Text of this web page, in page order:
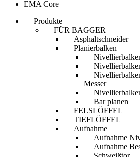
EMA Core
Produkte
FÜR BAGGER
Asphaltschneider
Planierbalken
Messer
Bar planen
FELSLÖFFEL
TIEFLÖFFEL
Aufnahme
Aufnahme
Aufnahme